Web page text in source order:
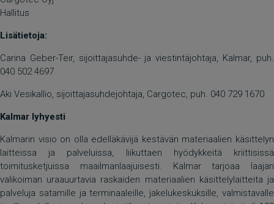
Hallitus
Lisätietoja:
Carina Geber-Teir, sijoittajasuhde- ja viestintäjohtaja, Kalmar, puh.
040 502 4697
Aki Vesikallio, sijoittajasuhdejohtaja, Cargotec, puh. 040 729 1670
Kalmar lyhyesti
Kalmarin visio on olla edelläkävijä kestävän materiaalien käsittelyn
laitteissa ja palveluissa, liikuttaen hyödykkeitä kriittisissä
toimitusketjuissa maailmanlaajuisesti. Kalmar tarjoaa laajan
valikoiman uraauurtavia raskaiden materiaalien käsittelylaitteita ja
palveluja satamille ja terminaaleille, jakelukeskuksille, valmistavalle